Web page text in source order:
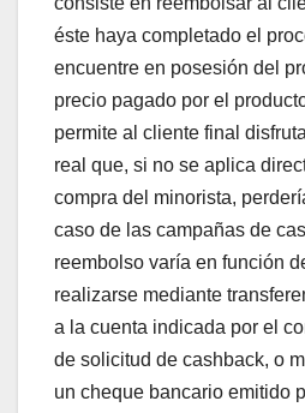
éste haya completado el
encuentre en posesión del
precio pagado por el
permite al cliente final
real que, si no se aplica
compra del minorista,
caso de las campañas de
reembolso varía en función
realizarse mediante
a la cuenta indicada por el
de solicitud de cashback, o
un cheque bancario emitido